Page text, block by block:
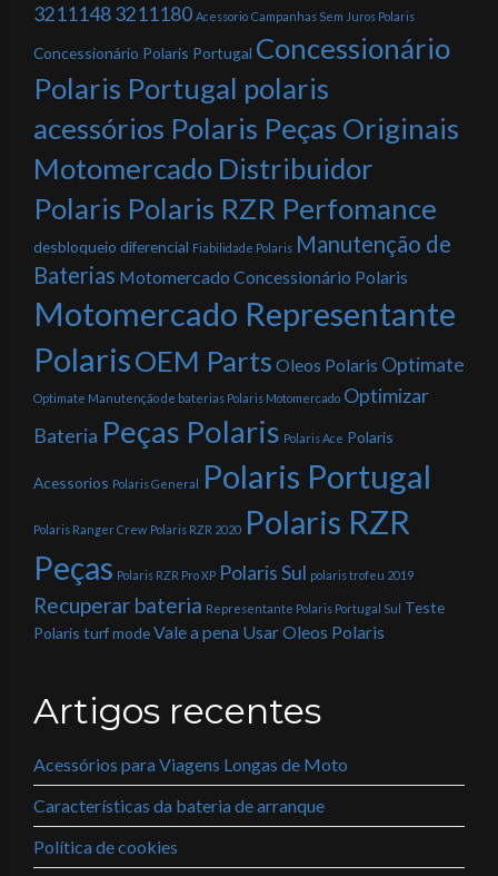
32111483211180 Acessorio Campanhas Sem Juros Polaris
Concessionário Polaris Portugal Concessionário
Polaris Portugal polaris
acessórios Polaris Peças Originais
Motomercado Distribuidor
Polaris Polaris RZR Perfomance
desbloqueio diferencial Fiabilidade Polaris Manutenção de
Baterias Motomercado Concessionário Polaris
Motomercado Representante
PolarisOEM Parts Oleos Polaris Optimate
Optimate Manutenção de baterias Polaris Motomercado Optimizar
Bateria Peças Polaris Polaris Ace Polaris
Acessorios Polaris General Polaris Portugal
Polaris Ranger Crew Polaris RZR 2020 Polaris RZR
Peças Polaris RZR Pro XP Polaris Sul polaris trofeu 2019
Recuperar bateria Representante Polaris Portugal Sul Teste
Polaris turf modeVale a pena Usar Oleos Polaris
Artigos recentes
Acessórios para Viagens Longas de Moto
Características da bateria de arranque
Política de cookies